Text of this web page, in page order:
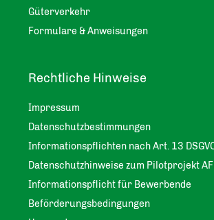
Güterverkehr
Formulare & Anweisungen
Rechtliche Hinweise
Impressum
Datenschutzbestimmungen
Informationspflichten nach Art. 13
Datenschutzhinweise zum Pilotprojekt
Informationspflicht für Bewerbende
Beförderungsbedingungen